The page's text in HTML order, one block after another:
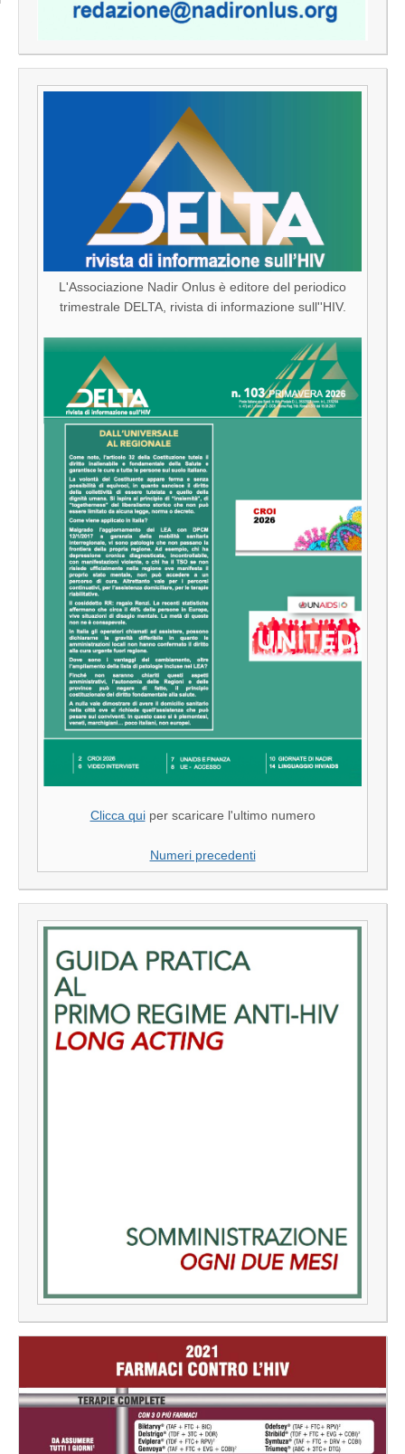
L'Associazione Nadir Onlus è editore del periodico
trimestrale DELTA, rivista di informazione sull''HIV.
Clicca quiper scaricare l'ultimo numero
Numeri precedenti